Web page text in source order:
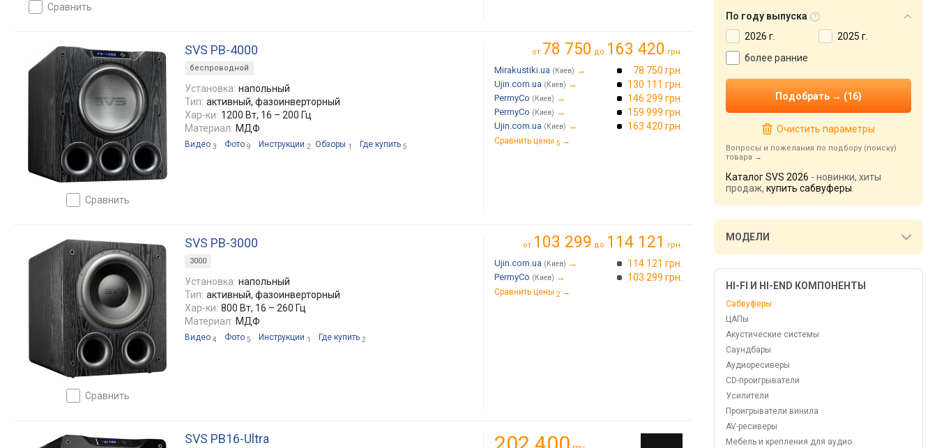
сравнить
сравнить
SVS PB-4000
беспроводной
Установка: напольный
Тип: активный, фазоинверторный
Хар-ки: 1200 Вт, 16 – 200 Гц
Материал: МДФ
Видео 3 Фото 9 Инструкции 2 Обзоры 1 Где купить 5
от 78 750 до 163 420 грн.
Mirakustiki.ua (Киев) → 78 750 грн.
Ujin.com.ua (Киев) → 130 111 грн.
PermyCo (Киев) → 146 299 грн.
PermyCo (Киев) → 159 999 грн.
Ujin.com.ua (Киев) → 163 420 грн.
Сравнить цены 5 →
сравнить
SVS PB-3000
3000
Установка: напольный
Тип: активный, фазоинверторный
Хар-ки: 800 Вт, 16 – 260 Гц
Материал: МДФ
Видео 4 Фото 5 Инструкции 1 Где купить 2
от 103 299 до 114 121 грн.
Ujin.com.ua (Киев) → 114 121 грн.
PermyCo (Киев) → 103 299 грн.
Сравнить цены 2 →
SVS PB16-Ultra
По году выпуска
2026 г.
2025 г.
более ранние
Очистить параметры
Вопросы и пожелания по подбору (поиску)
товара
Каталог SVS 2026 - новинки, хиты
продаж, купить сабвуферы
МОДЕЛИ
HI-FI И HI-END КОМПОНЕНТЫ
Сабвуферы
ЦАПы
Акустические системы
Саундбары
Аудиоресиверы
CD-проигрыватели
Усилители
Проигрыватели винила
AV-ресиверы
Мебель и крепления для аудио